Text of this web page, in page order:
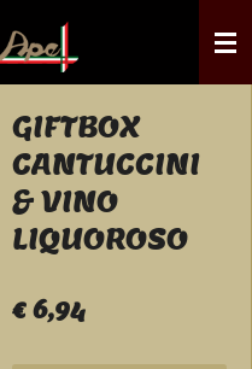
GIFTBOX
CANTUCCINI
& VINO
LIQUOROSO
€ 6,94